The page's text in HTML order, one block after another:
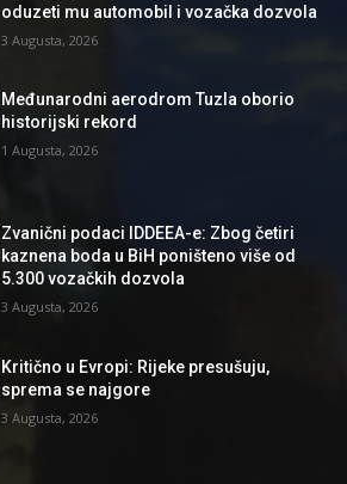
oduzeti mu automobil i vozačka dozvola
3 Augusta, 2026
Međunarodni aerodrom Tuzla oborio
historijski rekord
1 Augusta, 2026
Zvanični podaci IDDEEA-e: Zbog četiri
kaznena boda u BiH poništeno više od
5.300 vozačkih dozvola
3 Augusta, 2026
Kritično u Evropi: Rijeke presušuju,
sprema se najgore
3 Augusta, 2026